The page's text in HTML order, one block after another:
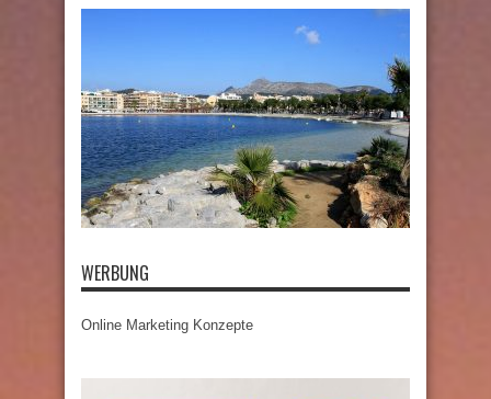
WERBUNG
Online Marketing Konzepte